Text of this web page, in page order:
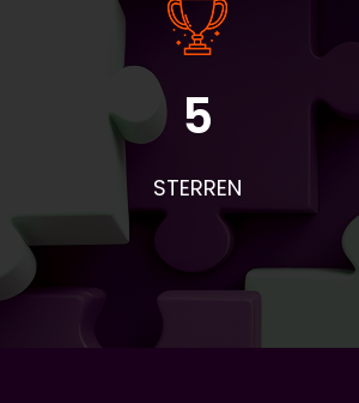
Belangrijke informatie: - De
de deelnemers en
mee naar de eerste les en
hiervan wordt een
presentielijsten, pennen en
materiaal dat geprint moet
is: piet.brands@ah.nl. Hierin
5
STERREN